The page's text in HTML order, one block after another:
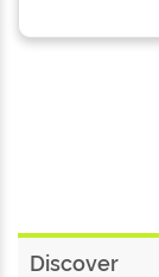
Discover